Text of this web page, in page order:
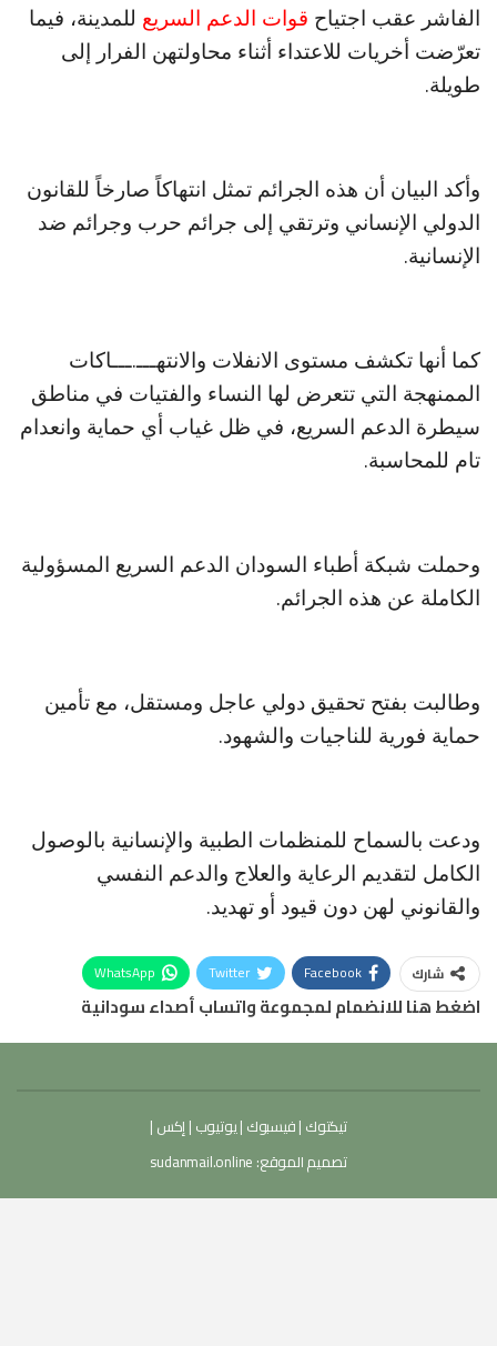
الفاشر عقب اجتياح قوات الدعم السريع للمدينة، فيما
تعرّضت أخريات للاعتداء أثناء محاولتهن الفرار إلى
طويلة.
وأكد البيان أن هذه الجرائم تمثل انتهاكاً صارخاً للقانون
الدولي الإنساني وترتقي إلى جرائم حرب وجرائم ضد
الإنسانية.
كما أنها تكشف مستوى الانفلات والانتهـــ.ـــاكات
الممنهجة التي تتعرض لها النساء والفتيات في مناطق
سيطرة الدعم السريع، في ظل غياب أي حماية وانعدام
تام للمحاسبة.
وحملت شبكة أطباء السودان الدعم السريع المسؤولية
الكاملة عن هذه الجرائم.
وطالبت بفتح تحقيق دولي عاجل ومستقل، مع تأمين
حماية فورية للناجيات والشهود.
ودعت بالسماح للمنظمات الطبية والإنسانية بالوصول
الكامل لتقديم الرعاية والعلاج والدعم النفسي
والقانوني لهن دون قيود أو تهديد.
شارك Facebook
Twitter
WhatsApp
اضغط هنا للانضمام لمجموعة واتساب أصداء سودانية
تيكتوك |فيسبوك |يوتيوب |إكس |
تصميم الموقع: sudanmail.online